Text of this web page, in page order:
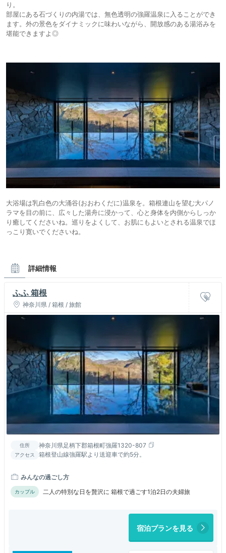
り。
部屋にある石づくりの内湯では、無色透明の強羅温泉に入ることができ
ます。外の景色をダイナミックに味わいながら、開放感のある湯浴みを
堪能できますよ◎
大浴場は乳白色の大涌谷(おおわくだに)温泉を。箱根連山を望む大パノ
ラマを目の前に、広々した湯舟に浸かって、心と身体を内側からしっか
り癒してくださいね。巡りをよくして、お肌にもよいとされる温泉でほ
っこり寛いでくださいね。
詳細情報
ふふ 箱根
神奈川県 / 箱根 / 旅館
住所 神奈川県足柄下郡箱根町強羅1320-807
アクセス 箱根登山線強羅駅より送迎車で約5分。
みんなの過ごし方
カップル 二人の特別な日を贅沢に 箱根で過ごす1泊2日の夫婦旅
宿泊プランを見る